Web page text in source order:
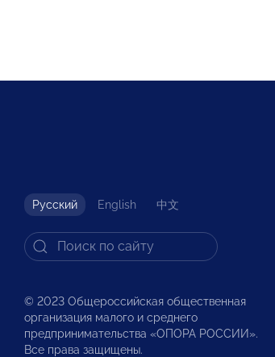
Русский English 中文
© 2023 Общероссийская общественная
организация малого и среднего
предпринимательства «ОПОРА РОССИИ».
Все права защищены.